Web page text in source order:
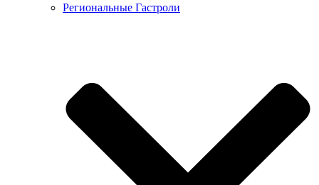
Региональные Гастроли